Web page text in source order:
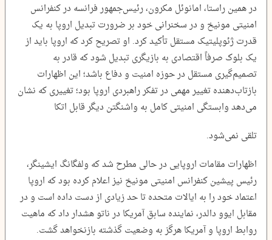
در همین راستا، امانوئل مکرون، رئیس‌جمهور فرانسه در کنفرانس
امنیتی مونیخ و در سخنرانی خود بر ضرورت تبدیل اروپا به یک
قدرت ژئوپلیتیک مستقل تأکید کرد. او تصریح کرد که اروپا باید از
یک بلوک صرفاً اقتصادی به بازیگری تبدیل شود که قادر به
تصمیم‌گیری مستقل در حوزه امنیت و دفاع باشد؛ این اظهارات
بازتاب‌دهنده تغییر مهمی در تفکر راهبردی اروپا بود؛ تغییری که نشان
می‌دهد وابستگی امنیتی کامل به واشنگتن دیگر قابل اتکا
تلقی نمی‌شود.
اظهارات مقامات اروپایی در حالی مطرح شد که ولفگانگ ایشینگر،
رئیس پیشین کنفرانس امنیتی مونیخ نیز اعلام کرده بود که اروپا
اعتماد خود را به ایالات متحده تا حد زیادی از دست داده است و در
مقابل ایوو دالدر، نماینده سابق آمریکا در ناتو هشدار داد که ماهیت
روابط اروپا و آمریکا هرگز به وضعیت گذشته بازنخواهد گشت.